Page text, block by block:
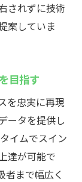
ミュレー
練習場
醍醐味
スン方法
練習場
を最優先
されずに技術
案していま
目指す
を忠実に再現
ータを提供し
イムでスイン
達が可能で
者まで幅広く